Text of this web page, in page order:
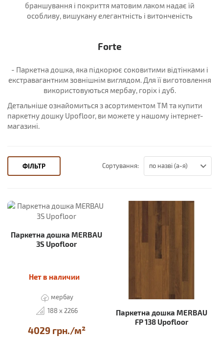
браншування і покриття матовим лаком надає їй
особливу, вишукану елегантність і витонченість
Forte
- Паркетна дошка, яка підкорює соковитими відтінками і
екстравагантним зовнішнім виглядом. Для її виготовлення
використовуються мербау, горіх і дуб.
Детальніше ознайомиться з асортиментом ТМ та купити
паркетну дошку Upofloor, ви можете у нашому інтернет-
магазині.
ФІЛЬТР Сортування:
Паркетна дошка MERBAU
3S Upofloor
Нет в наличии
мербау
188 x 2266
4029 грн./м²
Паркетна дошка MERBAU
FP 138 Upofloor